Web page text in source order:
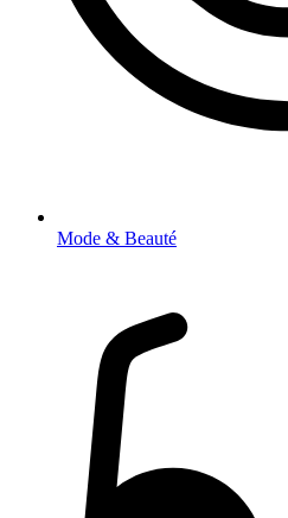
Mode & Beauté